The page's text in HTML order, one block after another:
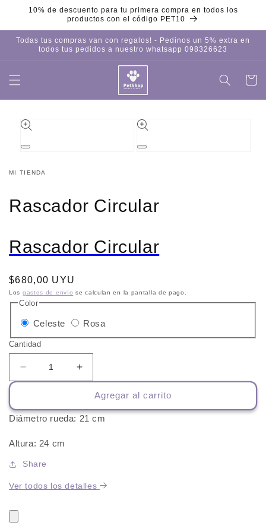
directamente
10% de descuento para tu primera compra en todos los
productos con el código PET10
Todas tus compras van con regalos! - Pedinos un 5% extra en
todos tus pedidos a nuestro whatsapp 098326623
Iniciar
sesión
Carrito
directamente
a la
del producto
Abrir
multimedia
1
ventana
modal
Abrir
ventana
modal
MI TIENDA
Rascador Circular
Rascador Circular
Precio
habitual
$680,00 UYU
Los gastos de envío se calculan en la pantalla de pago.
Color
Celeste Variante
agotada
o
RosaVariante
agotada
Cantidad
Reducir
cantidad
Rascador
Circular
Aumentar
cantidad
para
Rascador
Circular
Agregar al carrito
Diámetro rueda: 21 cm
Altura: 24 cm
Share
Ver todos los detalles